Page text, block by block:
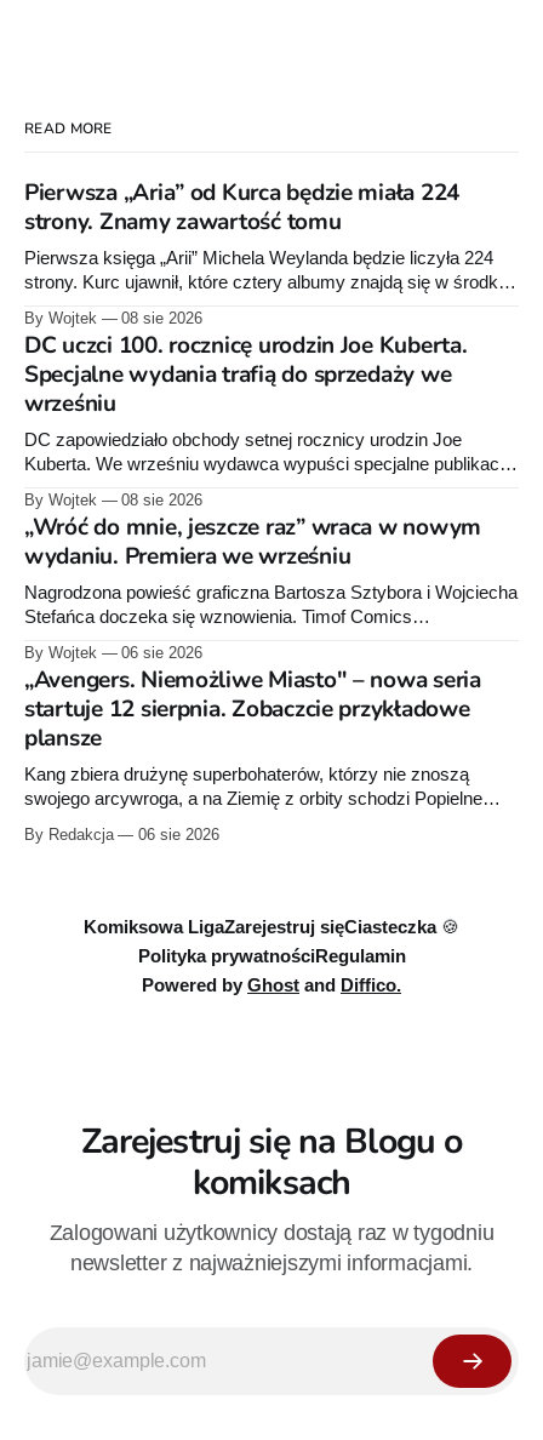
READ MORE
Pierwsza „Aria” od Kurca będzie miała 224
strony. Znamy zawartość tomu
Pierwsza księga „Arii” Michela Weylanda będzie liczyła 224
strony. Kurc ujawnił, które cztery albumy znajdą się w środku i
By Wojtek 08 sie 2026
DC uczci 100. rocznicę urodzin Joe Kuberta.
Specjalne wydania trafią do sprzedaży we
wrześniu
DC zapowiedziało obchody setnej rocznicy urodzin Joe
Kuberta. We wrześniu wydawca wypuści specjalne publikacje
sprzedaży niemal dokładnie w dniu jego urodzin.
By Wojtek 08 sie 2026
„Wróć do mnie, jeszcze raz” wraca w nowym
wydaniu. Premiera we wrześniu
Nagrodzona powieść graficzna Bartosza Sztybora i Wojciecha
Stefańca doczeka się wznowienia. Timof Comics
raz”, którego pierwsze wydanie ukazało się w 2015 roku.
By Wojtek 06 sie 2026
„Avengers. Niemożliwe Miasto" – nowa seria
startuje 12 sierpnia. Zobaczcie przykładowe
plansze
Kang zbiera drużynę superbohaterów, którzy nie znoszą
swojego arcywroga, a na Ziemię z orbity schodzi Popielne
serii Avengers autorstwa Jeda MacKaya trafia do sklepów 12
By Redakcja 06 sie 2026
Komiksowa LigaZarejestruj sięCiasteczka 🍪
Polityka prywatnościRegulamin
Powered by Ghost and Diffico.
Zarejestruj się na Blogu o
komiksach
Zalogowani użytkownicy dostają raz w tygodniu
newsletter z najważniejszymi informacjami.